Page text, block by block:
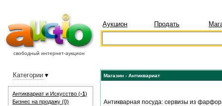
свободный интернет-аукцион
Аукцион Продать
Антиквариат и Искуcство (-1)
Бизнес на продажу (0)
Категории Магазин - Антиквариат
Антикварная посуда: сервизы из